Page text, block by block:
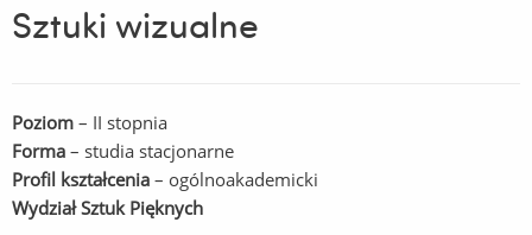
Sztuki wizualne
Poziom – II stopnia
Forma – studia stacjonarne
Profil kształcenia – ogólnoakademicki
Wydział Sztuk Pięknych